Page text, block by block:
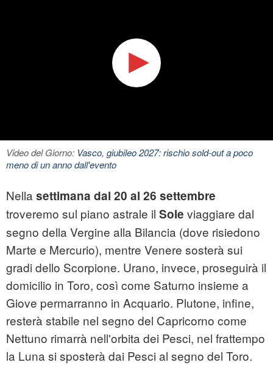
Video del Giorno: Vasco, giubileo 2027: rischio sold-out a poco
meno di un anno dall'evento
Nella settimana dal 20 al 26 settembre
troveremo sul piano astrale il Sole viaggiare dal
segno della Vergine alla Bilancia (dove risiedono
Marte e Mercurio), mentre Venere sosterà sui
gradi dello Scorpione. Urano, invece, proseguirà il
domicilio in Toro, così come Saturno insieme a
Giove permarranno in Acquario. Plutone, infine,
resterà stabile nel segno del Capricorno come
Nettuno rimarrà nell'orbita dei Pesci, nel frattempo
la Luna si sposterà dai Pesci al segno del Toro.